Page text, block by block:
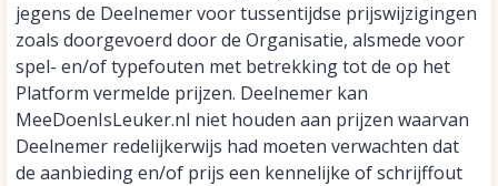
jegens de Deelnemer voor tussentijdse prijswijzigingen
zoals doorgevoerd door de Organisatie, alsmede voor
spel- en/of typefouten met betrekking tot de op het
Platform vermelde prijzen. Deelnemer kan
MeeDoenIsLeuker.nl niet houden aan prijzen waarvan
Deelnemer redelijkerwijs had moeten verwachten dat
de aanbieding en/of prijs een kennelijke of schrijffout